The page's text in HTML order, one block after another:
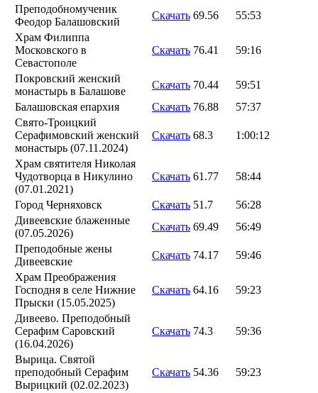
Преподобномученик
Феодор Балашовский
Скачать 69.56
55:53
Храм Филиппа
Московского в
Севастополе
Скачать 76.41 59:16
Покровский женский
монастырь в Балашове
Скачать 70.44
59:51
Балашовская епархия
Скачать 76.88
57:37
Свято-Троицкий
Серафимовский женский
монастырь (07.11.2024)
Скачать 68.3 1:00:12
Храм святителя Николая
Чудотворца в Никулино
(07.01.2021)
Скачать 61.77 58:44
Город Черняховск Скачать 51.7
56:28
Дивеевские блаженные
(07.05.2026)
Скачать 69.49
56:49
Преподобные жены
Дивеевские
Скачать 74.17
59:46
Храм Преображения
Господня в селе Нижние
Прыски (15.05.2025)
Скачать 64.16 59:23
Дивеево. Преподобный
Серафим Саровский
(16.04.2026)
Скачать 74.3 59:36
Вырица. Святой
преподобный Серафим
Вырицкий (02.02.2023)
Скачать 54.36 59:23